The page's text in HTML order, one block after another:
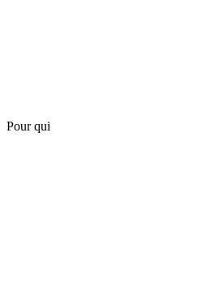
Pour qui